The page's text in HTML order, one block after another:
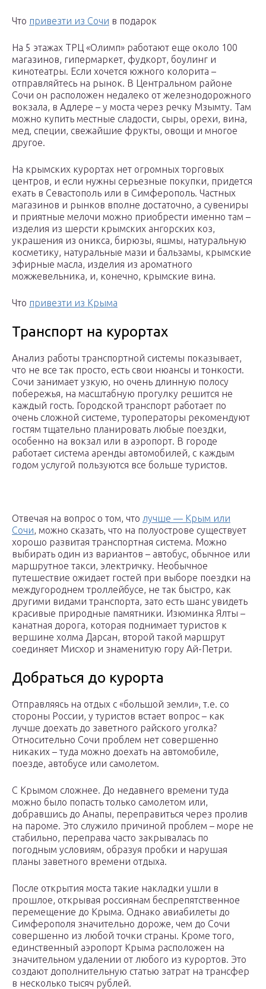
Что привезти из Сочи в подарок
На 5 этажах ТРЦ «Олимп» работают еще около 100
магазинов, гипермаркет, фудкорт, боулинг и
кинотеатры. Если хочется южного колорита –
отправляйтесь на рынок. В Центральном районе
Сочи он расположен недалеко от железнодорожного
вокзала, в Адлере – у моста через речку Мзымту. Там
можно купить местные сладости, сыры, орехи, вина,
мед, специи, свежайшие фрукты, овощи и многое
другое.
На крымских курортах нет огромных торговых
центров, и если нужны серьезные покупки, придется
ехать в Севастополь или в Симферополь. Частных
магазинов и рынков вполне достаточно, а сувениры
и приятные мелочи можно приобрести именно там –
изделия из шерсти крымских ангорских коз,
украшения из оникса, бирюзы, яшмы, натуральную
косметику, натуральные мази и бальзамы, крымские
эфирные масла, изделия из ароматного
можжевельника, и, конечно, крымские вина.
Что привезти из Крыма
Транспорт на курортах
Анализ работы транспортной системы показывает,
что не все так просто, есть свои нюансы и тонкости.
Сочи занимает узкую, но очень длинную полосу
побережья, на масштабную прогулку решится не
каждый гость. Городской транспорт работает по
очень сложной системе, туроператоры рекомендуют
гостям тщательно планировать любые поездки,
особенно на вокзал или в аэропорт. В городе
работает система аренды автомобилей, с каждым
годом услугой пользуются все больше туристов.
Отвечая на вопрос о том, что лучше — Крым или
Сочи, можно сказать, что на полуострове существует
хорошо развитая транспортная система. Можно
выбирать один из вариантов – автобус, обычное или
маршрутное такси, электричку. Необычное
путешествие ожидает гостей при выборе поездки на
междугороднем троллейбусе, не так быстро, как
другими видами транспорта, зато есть шанс увидеть
красивые природные памятники. Изюминка Ялты –
канатная дорога, которая поднимает туристов к
вершине холма Дарсан, второй такой маршрут
соединяет Мисхор и знаменитую гору Ай-Петри.
Добраться до курорта
Отправляясь на отдых с «большой земли», т.е. со
стороны России, у туристов встает вопрос – как
лучше доехать до заветного райского уголка?
Относительно Сочи проблем нет совершенно
никаких – туда можно доехать на автомобиле,
поезде, автобусе или самолетом.
С Крымом сложнее. До недавнего времени туда
можно было попасть только самолетом или,
добравшись до Анапы, переправиться через пролив
на пароме. Это служило причиной проблем – море не
стабильно, переправа часто закрывалась по
погодным условиям, образуя пробки и нарушая
планы заветного времени отдыха.
После открытия моста такие накладки ушли в
прошлое, открывая россиянам беспрепятственное
перемещение до Крыма. Однако авиабилеты до
Симферополя значительно дороже, чем до Сочи
совершенно из любой точки страны. Кроме того,
единственный аэропорт Крыма расположен на
значительном удалении от любого из курортов. Это
создают дополнительную статью затрат на трансфер
в несколько тысяч рублей.